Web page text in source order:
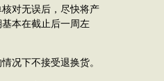
对无误后，尽快将产
本在截止后一周左
况下不接受退换货。